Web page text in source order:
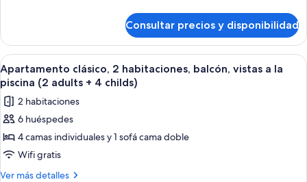
(2
adults
+
4
children)
clásico,
habitaciones,
balcón
(2
adults
+
children)
Consultar precios y disponibilidad
Abrir
todas
las
fotos
de
Apartamento
clásico,
2
Habitación de hotel moderna con
14
Apartamento clásico, 2 habitaciones, balcón, vistas a la
piscina (2 adults + 4 childs)
2 habitaciones
6 huéspedes
4 camas individuales y 1 sofá cama doble
Wifi gratis
Ver más detalles
Más